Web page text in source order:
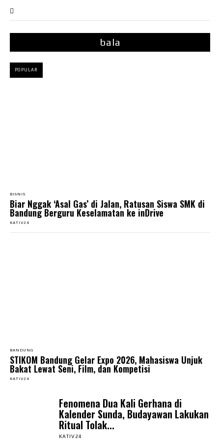
bala
POPULAR
BISNIS
Biar Nggak ‘Asal Gas’ di Jalan, Ratusan Siswa SMK di
Bandung Berguru Keselamatan ke inDrive
KATIV24
BANDUNG
STIKOM Bandung Gelar Expo 2026, Mahasiswa Unjuk
Bakat Lewat Seni, Film, dan Kompetisi
KATIV24
Fenomena Dua Kali Gerhana di
Kalender Sunda, Budayawan Lakukan
Ritual Tolak...
KATIV24